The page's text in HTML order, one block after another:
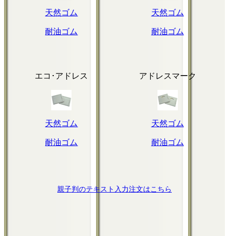
天然ゴム
耐油ゴム
天然ゴム
耐油ゴム
エコ･アドレス
天然ゴム
耐油ゴム
アドレスマーク
天然ゴム
耐油ゴム
親子判のテキスト入力注文はこちら